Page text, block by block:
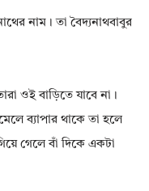
নাম। তা বৈদ্যনাথবাবুর
ওই বাড়িতে যাবে না।
ব্যাপার থাকে তা হলে
গেলে বাঁ দিকে একটা